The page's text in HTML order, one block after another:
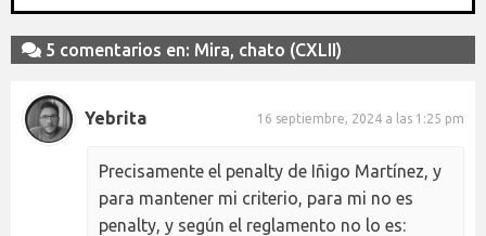
5 comentarios en: Mira, chato (CXLII)
Yebrita 16 septiembre, 2024 a las 1:25 pm
Precisamente el penalty de Iñigo Martínez, y
para mantener mi criterio, para mi no es
penalty, y según el reglamento no lo es: